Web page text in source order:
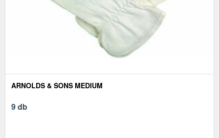
ARNOLDS & SONS MEDIUM
9 db